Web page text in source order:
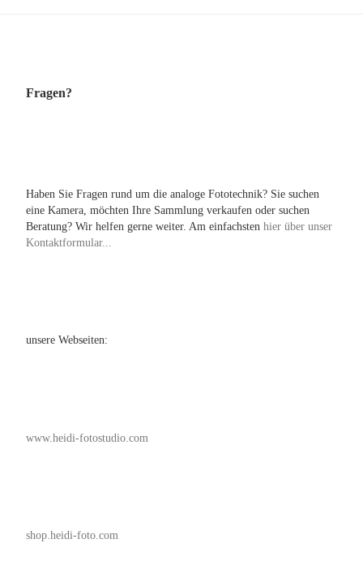
Fragen?
Haben Sie Fragen rund um die analoge Fototechnik? Sie suchen
eine Kamera, möchten Ihre Sammlung verkaufen oder suchen
Beratung? Wir helfen gerne weiter. Am einfachsten hier über unser
Kontaktformular...
unsere Webseiten:
www.heidi-fotostudio.com
shop.heidi-foto.com